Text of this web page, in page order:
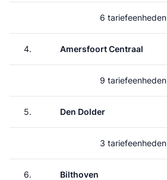
6 tariefeenheden
4. Amersfoort Centraal
9 tariefeenheden
5. Den Dolder
3 tariefeenheden
6. Bilthoven